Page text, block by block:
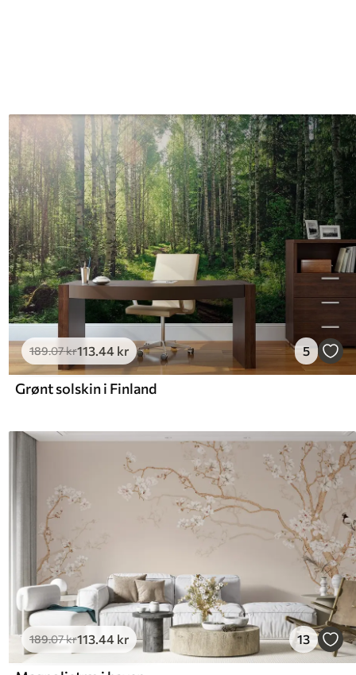
189.07kr113.44 kr 5
Grønt solskin i Finland
189.07kr113.44 kr 13